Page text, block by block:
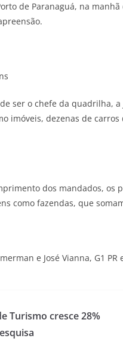
de Paranaguá, na
ser o chefe da quadrilha,
imóveis, dezenas de
dos mandados, os
como fazendas, que
e José Vianna, G1 PR
Turismo cresce 28%